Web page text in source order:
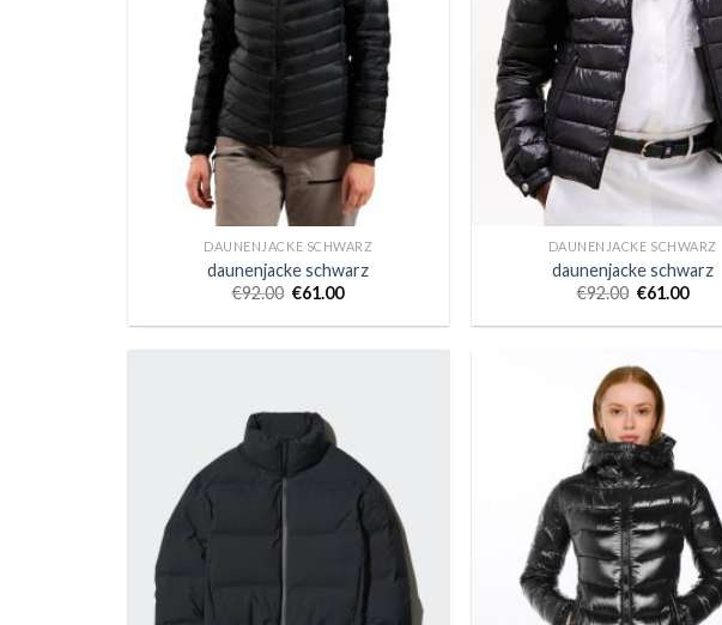
DAUNENJACKE SCHWARZ
daunenjacke schwarz
€92.00 €61.00
DAUNENJACKE SCHWARZ
daunenjacke schwarz
€92.00 €61.00